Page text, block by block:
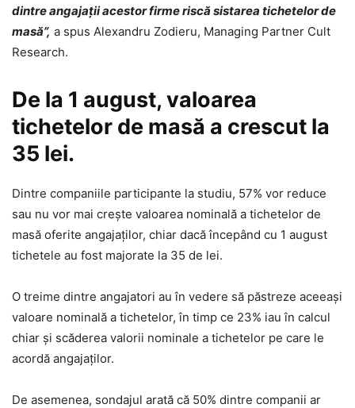
dintre angajaţii acestor firme riscă sistarea tichetelor de
masă”, a spus Alexandru Zodieru, Managing Partner Cult
Research.
De la 1 august, valoarea
tichetelor de masă a crescut la
35 lei.
Dintre companiile participante la studiu, 57% vor reduce
sau nu vor mai creşte valoarea nominală a tichetelor de
masă oferite angajaţilor, chiar dacă începând cu 1 august
tichetele au fost majorate la 35 de lei.
O treime dintre angajatori au în vedere să păstreze aceeaşi
valoare nominală a tichetelor, în timp ce 23% iau în calcul
chiar şi scăderea valorii nominale a tichetelor pe care le
acordă angajaţilor.
De asemenea, sondajul arată că 50% dintre companii ar